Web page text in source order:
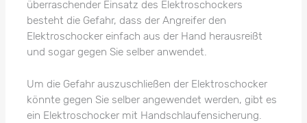
überraschender Einsatz des Elektroschockers
besteht die Gefahr, dass der Angreifer den
Elektroschocker einfach aus der Hand herausreißt
und sogar gegen Sie selber anwendet.
Um die Gefahr auszuschließen der Elektroschocker
könnte gegen Sie selber angewendet werden, gibt es
ein Elektroschocker mit Handschlaufensicherung.